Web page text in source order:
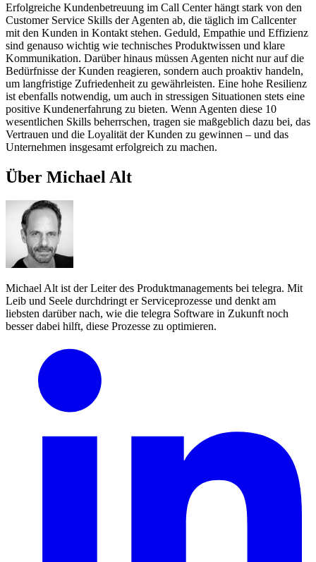
Erfolgreiche Kundenbetreuung im Call Center hängt stark von den
Customer Service Skills der Agenten ab, die täglich im Callcenter
mit den Kunden in Kontakt stehen. Geduld, Empathie und Effizienz
sind genauso wichtig wie technisches Produktwissen und klare
Kommunikation. Darüber hinaus müssen Agenten nicht nur auf die
Bedürfnisse der Kunden reagieren, sondern auch proaktiv handeln,
um langfristige Zufriedenheit zu gewährleisten. Eine hohe Resilienz
ist ebenfalls notwendig, um auch in stressigen Situationen stets eine
positive Kundenerfahrung zu bieten. Wenn Agenten diese 10
wesentlichen Skills beherrschen, tragen sie maßgeblich dazu bei, das
Vertrauen und die Loyalität der Kunden zu gewinnen – und das
Unternehmen insgesamt erfolgreich zu machen.
Über Michael Alt
Michael Alt ist der Leiter des Produktmanagements bei telegra. Mit
Leib und Seele durchdringt er Serviceprozesse und denkt am
liebsten darüber nach, wie die telegra Software in Zukunft noch
besser dabei hilft, diese Prozesse zu optimieren.